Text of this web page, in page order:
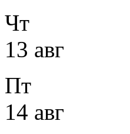
Чт
13 авг
Пт
14 авг